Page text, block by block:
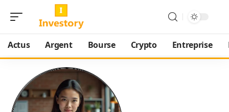
Actus Argent Bourse Crypto Entreprise